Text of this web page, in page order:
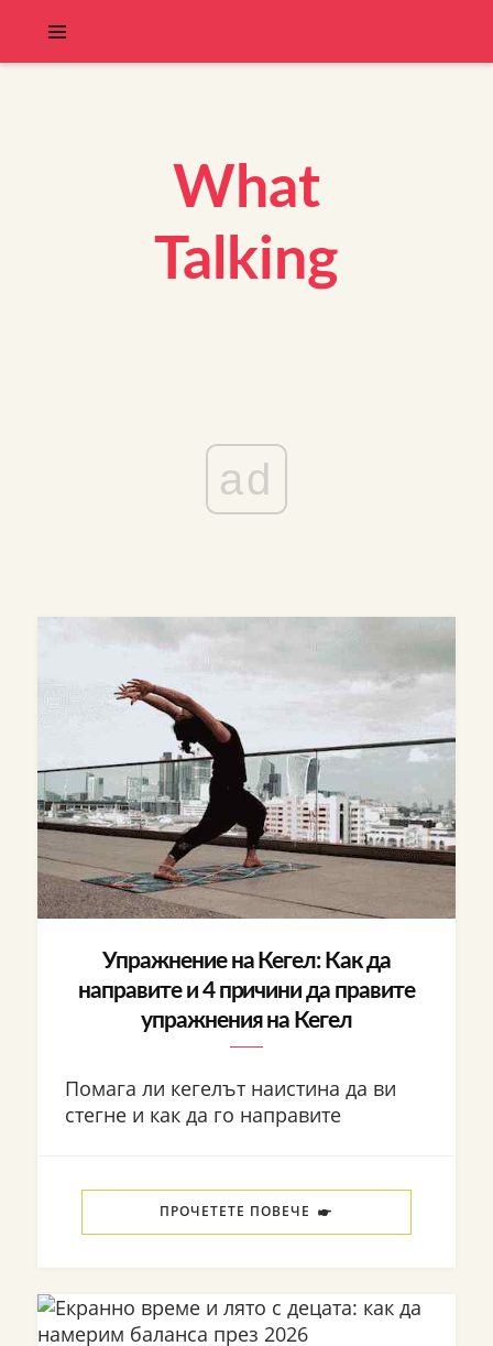
What
Talking
ad
Упражнение на Кегел: Как да
направите и 4 причини да правите
упражнения на Кегел
Помага ли кегелът наистина да ви
стегне и как да го направите
ПРОЧЕТЕТЕ ПОВЕЧЕ